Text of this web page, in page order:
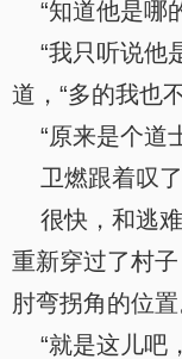
“知道他是哪
“我只听说他
道，“多的我也
“原来是个道
卫燃跟着叹了
很快，和逃难
重新穿过了村
肘弯拐角的位置
“就是这儿吧